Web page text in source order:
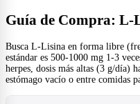
Guía de Compra: L-
Busca L-Lisina en forma libre
estándar es 500-1000 mg 1-3
herpes, dosis más altas (3 g/día)
estómago vacío o entre comidas